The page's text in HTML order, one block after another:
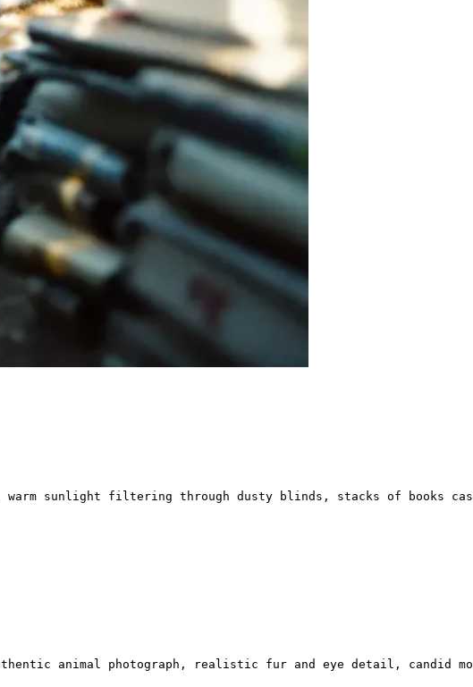
warm sunlight filtering through dusty blinds, stacks of
animal photograph, realistic fur and eye detail,